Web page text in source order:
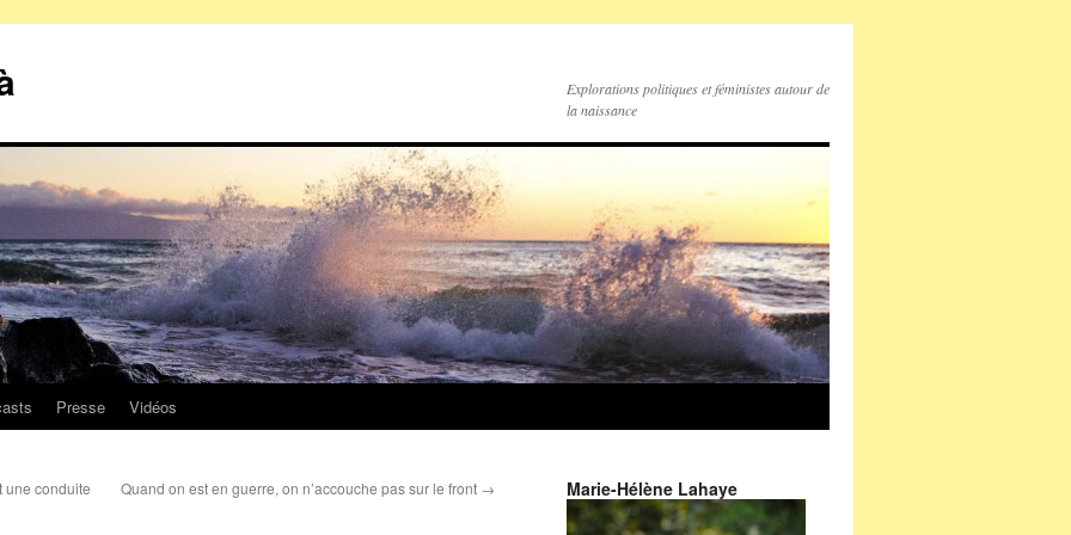
Explorations politiques et féministes autour de
la naissance
Presse Vidéos
une conduite
Quand on est en guerre, on n’accouche pas sur le front → Marie-Hélène Lahaye